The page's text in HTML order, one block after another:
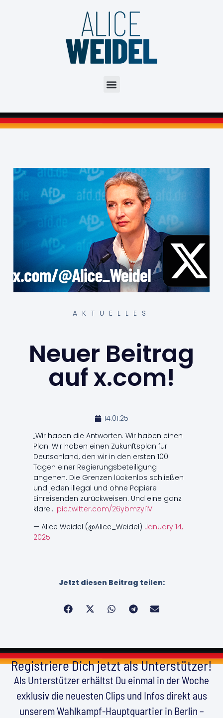
AKTUELLES
Neuer Beitrag
auf x.com!
14.01.25
„Wir haben die Antworten. Wir haben einen
Plan. Wir haben einen Zukunftsplan für
Deutschland, den wir in den ersten 100
Tagen einer Regierungsbeteiligung
angehen. Die Grenzen lückenlos schließen
und jeden illegal und ohne Papiere
Einreisenden zurückweisen. Und eine ganz
klare… pic.twitter.com/26ybmzyi1V
— Alice Weidel (@Alice_Weidel) January 14,
2025
Jetzt diesen Beitrag teilen:
Registriere Dich jetzt als Unterstützer!
Als Unterstützer erhältst Du einmal in der Woche
exklusiv die neuesten Clips und Infos direkt aus
unserem Wahlkampf-Hauptquartier in Berlin –